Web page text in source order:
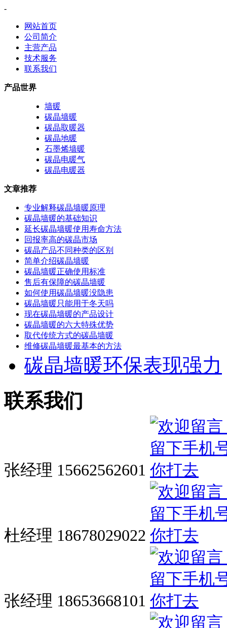
-
网站首页
公司简介
主营产品
技术服务
联系我们
产品世界
墙暖
碳晶墙暖
碳晶取暖器
碳晶地暖
石墨烯墙暖
碳晶电暖气
碳晶电暖器
文章推荐
专业解释碳晶墙暖原理
碳晶墙暖的基础知识
延长碳晶墙暖使用寿命方法
回报率高的碳晶市场
碳晶产品不同种类的区别
简单介绍碳晶墙暖
碳晶墙暖正确使用标准
售后有保障的碳晶墙暖
如何使用碳晶墙暖没隐患
碳晶墙暖只能用于冬天吗
现在碳晶墙暖的产品设计
碳晶墙暖的六大特殊优势
取代传统方式的碳晶墙暖
维修碳晶墙暖最基本的方法
碳晶墙暖环保表现强力
联系我们
张经理 15662562601
杜经理 18678029022
张经理 18653668101